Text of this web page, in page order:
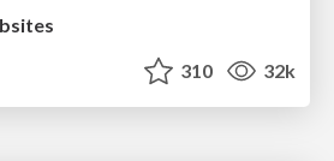
310 32k